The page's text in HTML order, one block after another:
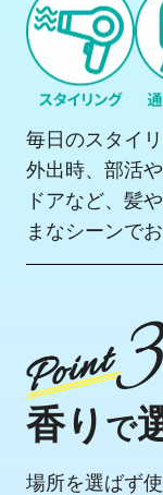
毎日のスタイ
外出時、部活
ドアなど、髪
まなシーンで
香り で
場所を選ばず